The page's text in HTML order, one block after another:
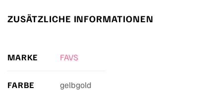
ZUSÄTZLICHE INFORMATIONEN
MARKE FAVS
FARBE gelbgold